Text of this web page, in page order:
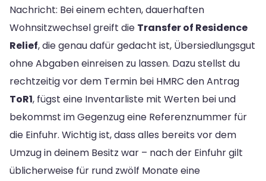
Nachricht: Bei einem echten, dauerhaften
Wohnsitzwechsel greift die Transfer of Residence
Relief, die genau dafür gedacht ist, Übersiedlungsgut
ohne Abgaben einreisen zu lassen. Dazu stellst du
rechtzeitig vor dem Termin bei HMRC den Antrag
ToR1, fügst eine Inventarliste mit Werten bei und
bekommst im Gegenzug eine Referenznummer für
die Einfuhr. Wichtig ist, dass alles bereits vor dem
Umzug in deinem Besitz war – nach der Einfuhr gilt
üblicherweise für rund zwölf Monate eine